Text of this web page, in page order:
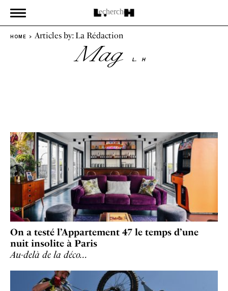
HOME Articles by: La Rédaction
Mag L. H
On a testé l’Appartement 47 le temps d’une
nuit insolite à Paris
Au-delà de la déco…